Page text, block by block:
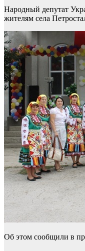
Народный депутат
жителям села
Об этом сообщили в